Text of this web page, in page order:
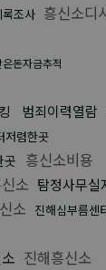
조사 흥신소디
돈자금추적
범죄이력열람
저렴한곳
곳 흥신소비용
소 탐정사무실
소 진해심부름센
진해흥신소